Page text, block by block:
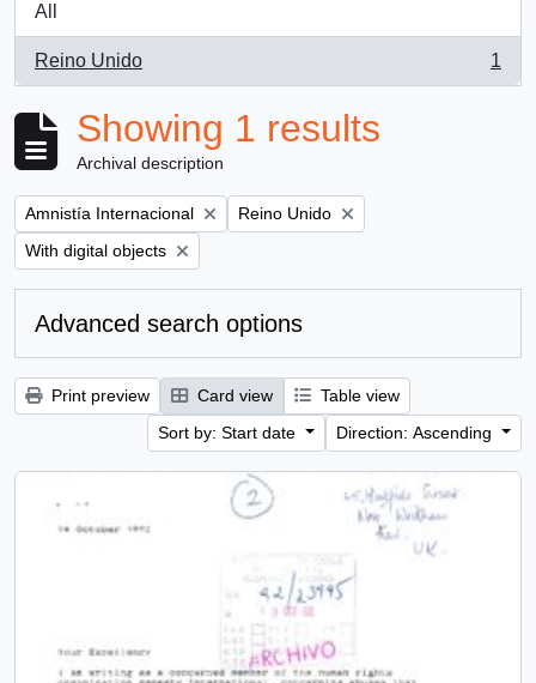
All
Reino Unido
, 1 results
1
Showing 1 results
Archival description
Remove filter:
Amnistía Internacional Remove filter:
Reino Unido
Remove filter:
With digital objects
Advanced search options
Print preview Card view
Table view
Sort by: Start date
Direction: Ascending